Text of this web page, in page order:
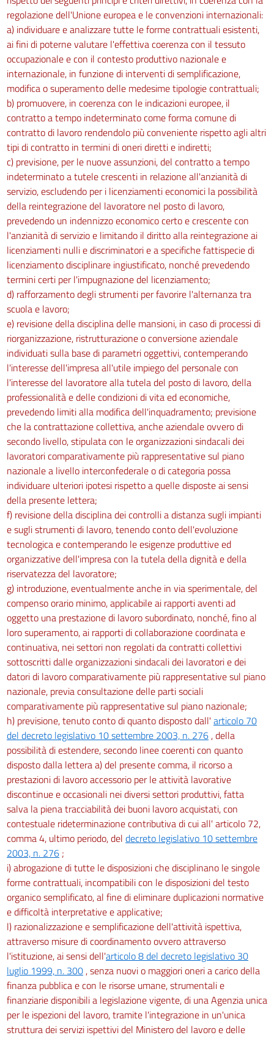
regolazione dell'Unione europea e le convenzioni internazionali:
a) individuare e analizzare tutte le forme contrattuali esistenti,
ai fini di poterne valutare l'effettiva coerenza con il tessuto
occupazionale e con il contesto produttivo nazionale e
internazionale, in funzione di interventi di semplificazione,
modifica o superamento delle medesime tipologie contrattuali;
b) promuovere, in coerenza con le indicazioni europee, il
contratto a tempo indeterminato come forma comune di
contratto di lavoro rendendolo più conveniente rispetto agli altri
tipi di contratto in termini di oneri diretti e indiretti;
c) previsione, per le nuove assunzioni, del contratto a tempo
indeterminato a tutele crescenti in relazione all'anzianità di
servizio, escludendo per i licenziamenti economici la possibilità
della reintegrazione del lavoratore nel posto di lavoro,
prevedendo un indennizzo economico certo e crescente con
l'anzianità di servizio e limitando il diritto alla reintegrazione ai
licenziamenti nulli e discriminatori e a specifiche fattispecie di
licenziamento disciplinare ingiustificato, nonché prevedendo
termini certi per l'impugnazione del licenziamento;
d) rafforzamento degli strumenti per favorire l'alternanza tra
scuola e lavoro;
e) revisione della disciplina delle mansioni, in caso di processi di
riorganizzazione, ristrutturazione o conversione aziendale
individuati sulla base di parametri oggettivi, contemperando
l'interesse dell'impresa all'utile impiego del personale con
l'interesse del lavoratore alla tutela del posto di lavoro, della
professionalità e delle condizioni di vita ed economiche,
prevedendo limiti alla modifica dell'inquadramento; previsione
che la contrattazione collettiva, anche aziendale ovvero di
secondo livello, stipulata con le organizzazioni sindacali dei
lavoratori comparativamente più rappresentative sul piano
nazionale a livello interconfederale o di categoria possa
individuare ulteriori ipotesi rispetto a quelle disposte ai sensi
della presente lettera;
f) revisione della disciplina dei controlli a distanza sugli impianti
e sugli strumenti di lavoro, tenendo conto dell'evoluzione
tecnologica e contemperando le esigenze produttive ed
organizzative dell'impresa con la tutela della dignità e della
riservatezza del lavoratore;
g) introduzione, eventualmente anche in via sperimentale, del
compenso orario minimo, applicabile ai rapporti aventi ad
oggetto una prestazione di lavoro subordinato, nonché, fino al
loro superamento, ai rapporti di collaborazione coordinata e
continuativa, nei settori non regolati da contratti collettivi
sottoscritti dalle organizzazioni sindacali dei lavoratori e dei
datori di lavoro comparativamente più rappresentative sul piano
nazionale, previa consultazione delle parti sociali
comparativamente più rappresentative sul piano nazionale;
h) previsione, tenuto conto di quanto disposto dall' articolo 70
del decreto legislativo 10 settembre 2003, n. 276 , della
possibilità di estendere, secondo linee coerenti con quanto
disposto dalla lettera a) del presente comma, il ricorso a
prestazioni di lavoro accessorio per le attività lavorative
discontinue e occasionali nei diversi settori produttivi, fatta
salva la piena tracciabilità dei buoni lavoro acquistati, con
contestuale rideterminazione contributiva di cui all' articolo 72,
comma 4, ultimo periodo, del decreto legislativo 10 settembre
2003, n. 276 ;
i) abrogazione di tutte le disposizioni che disciplinano le singole
forme contrattuali, incompatibili con le disposizioni del testo
organico semplificato, al fine di eliminare duplicazioni normative
e difficoltà interpretative e applicative;
l) razionalizzazione e semplificazione dell'attività ispettiva,
attraverso misure di coordinamento ovvero attraverso
l'istituzione, ai sensi dell'articolo 8 del decreto legislativo 30
luglio 1999, n. 300 , senza nuovi o maggiori oneri a carico della
finanza pubblica e con le risorse umane, strumentali e
finanziarie disponibili a legislazione vigente, di una Agenzia unica
per le ispezioni del lavoro, tramite l'integrazione in un'unica
struttura dei servizi ispettivi del Ministero del lavoro e delle